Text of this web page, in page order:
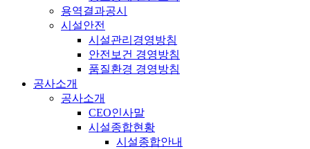
용역결과공시
시설안전
시설관리경영방침
안전보건 경영방침
품질환경 경영방침
공사소개
공사소개
CEO인사말
시설종합현황
시설종합안내